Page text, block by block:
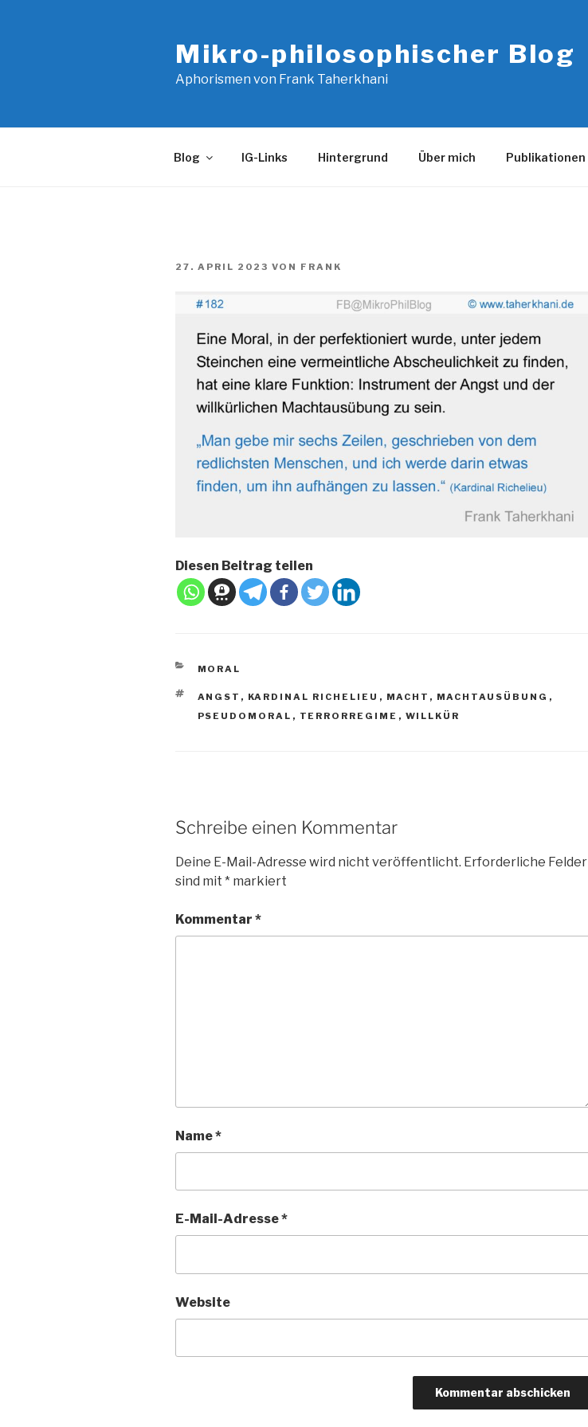
Mikro-philosophischer Blog
Aphorismen von Frank Taherkhani
Blog IG-Links Hintergrund Über mich Publikationen
VERÖFFENTLICHT
27. APRIL 2023 VON FRANK
Diesen Beitrag teilen
KATEGORIEN
MORAL
SCHLAGWÖRTER
ANGST , KARDINAL RICHELIEU , MACHT , MACHTAUSÜBUNG ,
PSEUDOMORAL , TERRORREGIME , WILLKÜR
Schreibe einen Kommentar
Deine E-Mail-Adresse wird nicht veröffentlicht. Erforderliche Felder
sind mit * markiert
Kommentar *
Name*
E-Mail-Adresse*
Website